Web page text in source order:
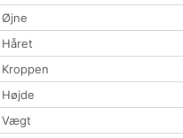
Øjne
Håret
Kroppen
Højde
Vægt